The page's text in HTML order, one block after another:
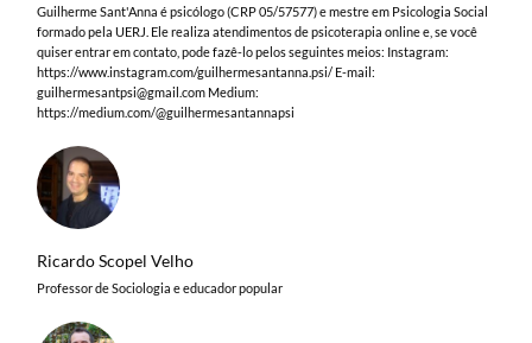
Guilherme Sant'Anna é psicólogo (CRP 05/57577) e mestre em Psicologia Social
formado pela UERJ. Ele realiza atendimentos de psicoterapia online e, se você
quiser entrar em contato, pode fazê-lo pelos seguintes meios: Instagram:
https://www.instagram.com/guilhermesantanna.psi/ E-mail:
guilhermesantpsi@gmail.comMedium:
https://medium.com/@guilhermesantannapsi
Ricardo Scopel Velho
Professor de Sociologia e educador popular